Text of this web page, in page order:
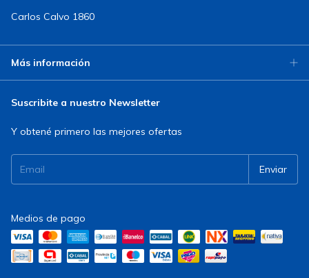
Carlos Calvo 1860
Más información
Suscribite a nuestro Newsletter
Y obtené primero las mejores ofertas
Medios de pago